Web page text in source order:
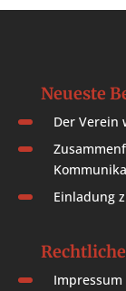
Neueste
Der Verein
Einladung
Impressum